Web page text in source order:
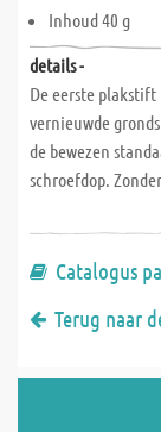
Inhoud 40 g
details -
De eerste plakstift
vernieuwde
de bewezen
schroefdop.
Catalogus
Terug naar